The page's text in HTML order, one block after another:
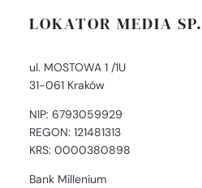
LOKATOR MEDIA
ul. MOSTOWA 1 /1U
31-061 Kraków
NIP: 6793059929
REGON: 121481313
KRS: 0000380898
Bank Millenium